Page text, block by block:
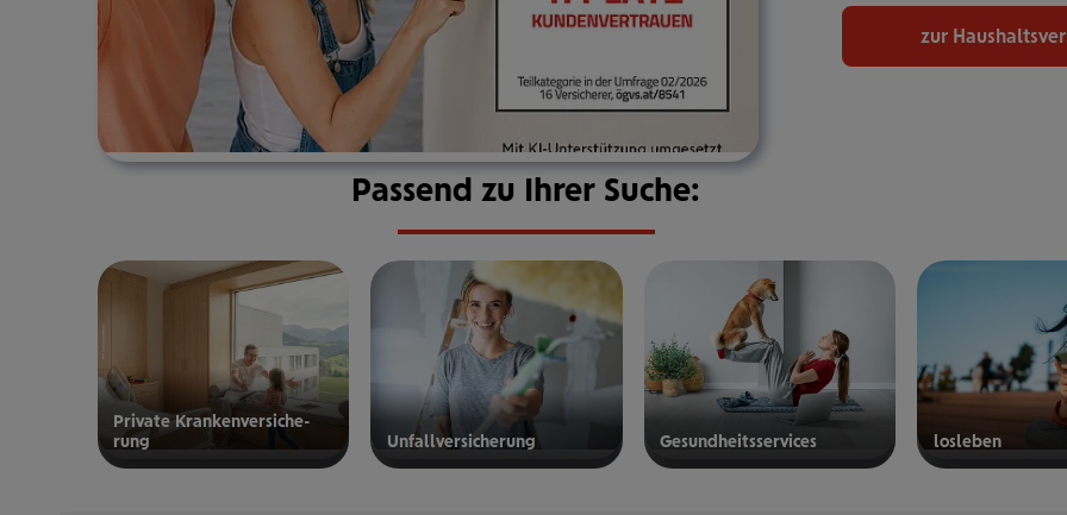
zur
Passend zu Ihrer Suche:
Private Kran­ken­­­ver­si­che­
rung
zur privaten
Unfall­ver­si­che­rung Gesund­heits­ser­vices los­le­ben